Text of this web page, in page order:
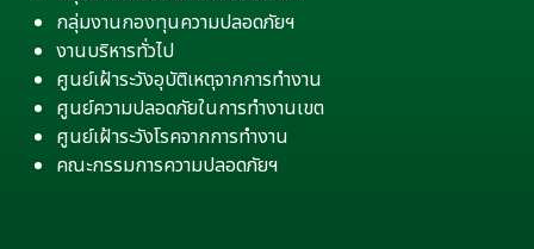
กลุ่มงานกองทุนความปลอดภัยฯ
งานบริหารทั่วไป
ศูนย์เฝ้าระวังอุบัติเหตุจากการทำงาน
ศูนย์ความปลอดภัยในการทำงานเขต
ศูนย์เฝ้าระวังโรคจากการทำงาน
คณะกรรมการความปลอดภัยฯ